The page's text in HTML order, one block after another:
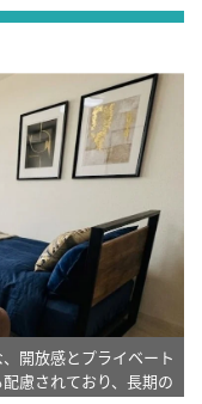
開放感とプライベート
慮されており、長期の